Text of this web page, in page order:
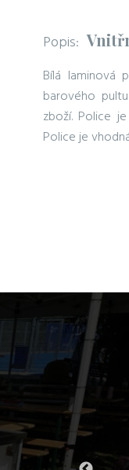
Popis:
Bílá laminová
barového
zboží. Police
Police je